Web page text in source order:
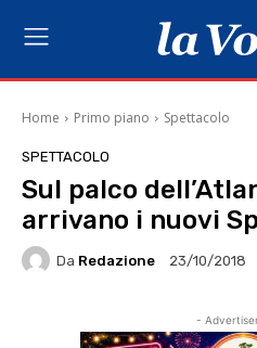
Home Primo piano Spettacolo
SPETTACOLO
Sul palco
arrivano i nuovi
Da Redazione 23/10/2018
-